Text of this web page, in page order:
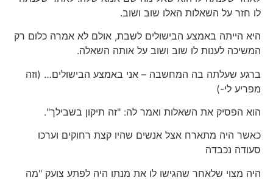
לו חזר על השאלות האלו שוב ושוב.
היא הייתה באמצע הבישולים לשבת, אולם לא אמרה כלום רק
המשיכה לענות לו שוב ושוב על אותה השאלה.
ברגע שעלתה בה המחשבה – אני באמצע הבישולים… (וזה
מפריע לי-)
הוא הפסיק את השאלות ואמר לה: "זה תיקון בשבילך".
כאשר היה מתארח אצל אנשים שהיו קצת רחוקים וערכו
סעודה נכבדה
היה מצוי שלאחר שהגישו לו את מנתו היה לפתע צועק "מה